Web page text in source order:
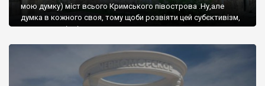
мою думку) міст всього Кримського півострова .Ну,але
думка в кожного своя, тому щоби розвіяти цей субєктивізм,
запрошую відвідати це